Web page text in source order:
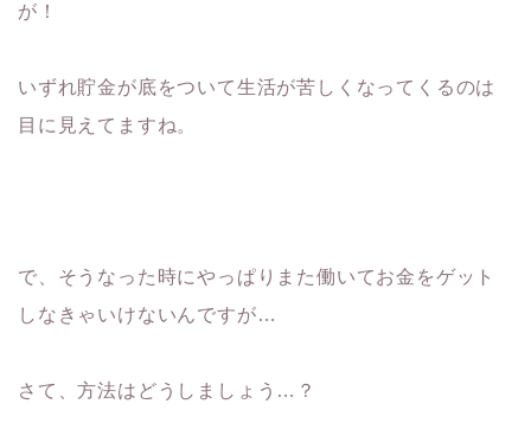
が！
いずれ貯金が底をついて生活が苦しくなってくるのは
目に見えてますね。
で、そうなった時にやっぱりまた働いてお金をゲット
しなきゃいけないんですが…
さて、方法はどうしましょう…？